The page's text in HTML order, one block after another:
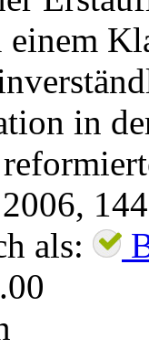
einem
in
2006, 144
als: